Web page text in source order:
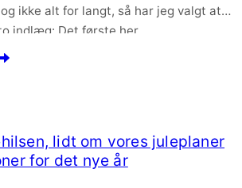
ikke alt for langt, så har jeg valgt at
indlæg: Det første her,…
lidt om vores juleplaner
for det nye år